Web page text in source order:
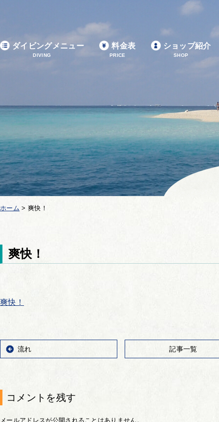
ダイビングメニュー
DIVING
料金表
PRICE
ショップ紹介
SHOP
ホーム > 爽快！
爽快！
爽快！
流れ 記事一覧
コメントを残す
メールアドレスが公開されることはありません。